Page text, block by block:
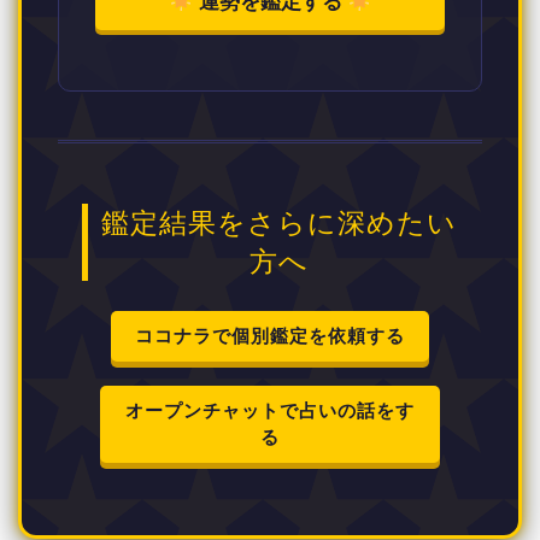
鑑定結果をさらに深めたい
方へ
ココナラで個別鑑定を依頼する
オープンチャットで占いの話をす
る